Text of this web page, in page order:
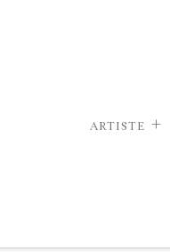
ARTISTE